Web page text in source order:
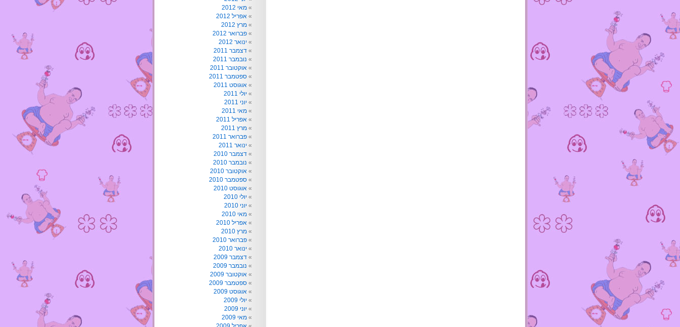
מאי 2012
אפריל 2012
מרץ 2012
פברואר 2012
ינואר 2012
דצמבר 2011
נובמבר 2011
אוקטובר 2011
ספטמבר 2011
אוגוסט 2011
יולי 2011
יוני 2011
מאי 2011
אפריל 2011
מרץ 2011
פברואר 2011
ינואר 2011
דצמבר 2010
נובמבר 2010
אוקטובר 2010
ספטמבר 2010
אוגוסט 2010
יולי 2010
יוני 2010
מאי 2010
אפריל 2010
מרץ 2010
פברואר 2010
ינואר 2010
דצמבר 2009
נובמבר 2009
אוקטובר 2009
ספטמבר 2009
אוגוסט 2009
יולי 2009
יוני 2009
מאי 2009